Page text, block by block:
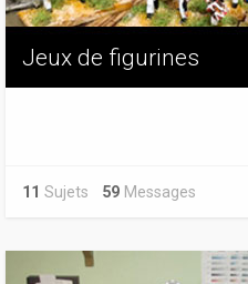
Jeux de figurines
11 Sujets 59 Messages